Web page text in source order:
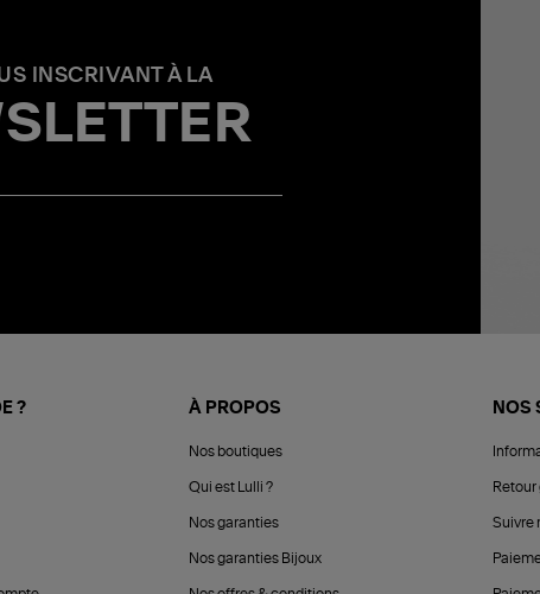
INSCRIVANT À LA
? À PROPOS
Nos boutiques
Qui est Lulli ?
Nos garanties
Nos garanties Bijoux
NOS
Suivre